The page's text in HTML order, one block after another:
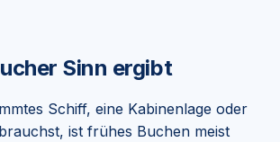
Sinn ergibt
Schiff, eine Kabinenlage oder
ist frühes Buchen meist